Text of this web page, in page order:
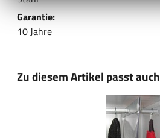
Garantie:
10 Jahre
Zu diesem Artikel passt auch